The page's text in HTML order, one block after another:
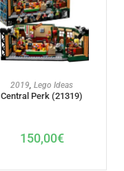
AJOUTER AU PANIER
2019, Lego Ideas
Central Perk (21319)
150,00€